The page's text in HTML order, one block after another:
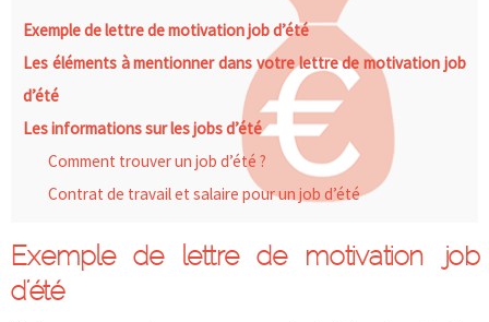
Exemple de lettre de motivation job d’été
Les éléments à mentionner dans votre lettre de motivation job
d’été
Les informations sur les jobs d’été
Comment trouver un job d’été ?
Contrat de travail et salaire pour un job d’été
Exemple de lettre de motivation job
d’été